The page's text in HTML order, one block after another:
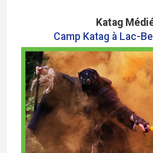
Katag
Camp Katag à Lac-